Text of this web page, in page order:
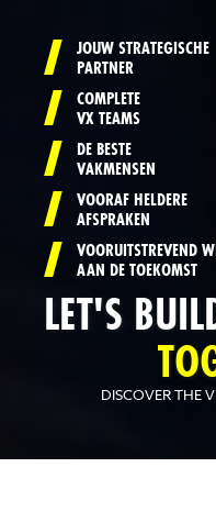
JOUW STRATEGISCHE
PARTNER
COMPLETE
VX TEAMS
DE BESTE
VAKMENSEN
VOORAF HELDERE
AFSPRAKEN
VOORUITSTREVEND
AAN DE TOEKOMST
LET'S
DISCOVER THE